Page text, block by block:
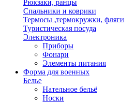
Рюкзаки, ранцы
Спальники и коврики
Термосы ,термокружки, фляги
Туристическая посуда
Электроника
Приборы
Фонари
Элементы питания
Форма для военных
Белье
Нательное бельё
Носки